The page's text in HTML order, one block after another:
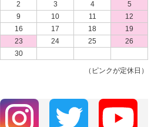
2 3 4
5
9 10 11
12
16 17 18
19
23 24 25
26
30
（ピンクが定休日）